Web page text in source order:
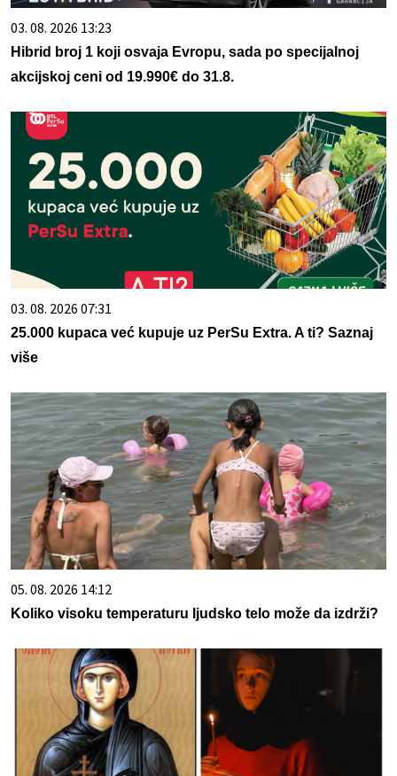
03. 08. 2026 13:23
Hibrid broj 1 koji osvaja Evropu, sada po specijalnoj
akcijskoj ceni od 19.990€ do 31.8.
03. 08. 2026 07:31
25.000 kupaca već kupuje uz PerSu Extra. A ti? Saznaj
više
05. 08. 2026 14:12
Koliko visoku temperaturu ljudsko telo može da izdrži?